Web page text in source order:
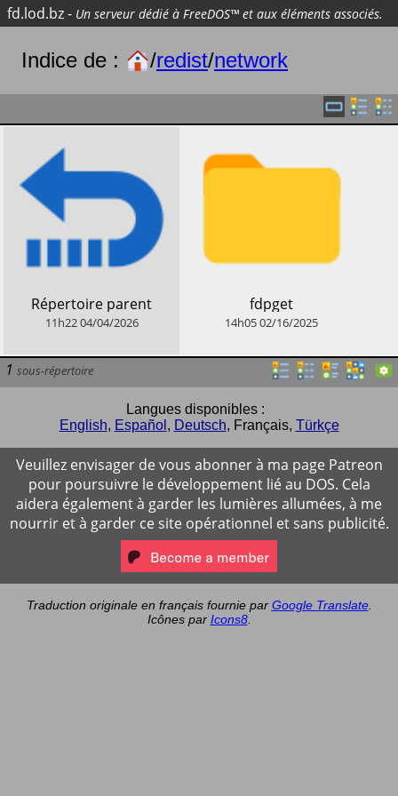
fd.lod.bz- Un serveur dédié à FreeDOS™ et aux éléments associés.
Indice de : /redist/network
​Répertoire parent
11h2204/04/2026
​fdpget
14h0502/16/2025
1 sous-répertoire
Langues disponibles :
English, Español , Deutsch, Français, Türkçe
Veuillez envisager de vous abonner à ma page Patreon
pour poursuivre le développement lié au DOS. Cela
aidera également à garder les lumières allumées, à me
nourrir et à garder ce site opérationnel et sans publicité.
Traduction originale en français fournie par Google Translate.
Icônes par Icons8.